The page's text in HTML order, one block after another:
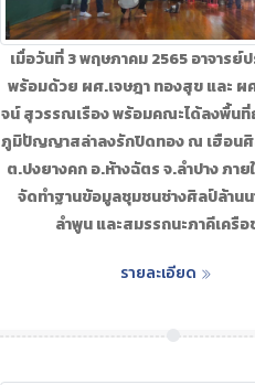
เมื่อวันที่ 3 พฤษภาคม 2565 อาจารย์ป
พร้อมด้วย ผศ.เจษฎา ทองสุข และ
จน์ สุวรรณเรือง พร้อมคณะได้ลงพื้นที่
ภูมิปัญญาสล่าลงรักปิดทอง ณ เฮือน
ต.ปงยางคก อ.ห้างฉัตร จ.ลำปาง ภาย
จัดทำฐานข้อมูลชุมชนช่างศิลป์ล้านน
ลำพูน และสมรรถนะภาคีเครือ
รายละเอียด